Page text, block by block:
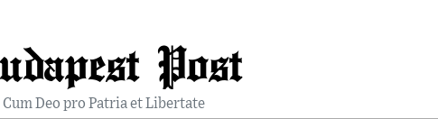
Post
Cum Deo pro Patria et Libertate